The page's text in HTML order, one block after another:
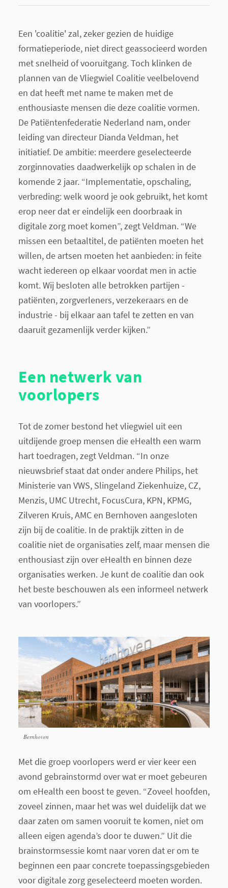
Een 'coalitie' zal, zeker gezien de huidige
formatieperiode, niet direct geassocieerd worden
met snelheid of vooruitgang. Toch klinken de
plannen van de Vliegwiel Coalitie veelbelovend
en dat heeft met name te maken met de
enthousiaste mensen die deze coalitie vormen.
De Patiëntenfederatie Nederland nam, onder
leiding van directeur Dianda Veldman, het
initiatief. De ambitie: meerdere geselecteerde
zorginnovaties daadwerkelijk op schalen in de
komende 2 jaar. “Implementatie, opschaling,
verbreding: welk woord je ook gebruikt, het komt
erop neer dat er eindelijk een doorbraak in
digitale zorg moet komen”, zegt Veldman. “We
missen een betaaltitel, de patiënten moeten het
willen, de artsen moeten het aanbieden: in feite
wacht iedereen op elkaar voordat men in actie
komt. Wij besloten alle betrokken partijen -
patiënten, zorgverleners, verzekeraars en de
industrie - bij elkaar aan tafel te zetten en van
daaruit gezamenlijk verder kijken.”
Een netwerk van
voorlopers
Tot de zomer bestond het vliegwiel uit een
uitdijende groep mensen die eHealth een warm
hart toedragen, zegt Veldman. “In onze
nieuwsbrief staat dat onder andere Philips, het
Ministerie van VWS, Slingeland Ziekenhuize, CZ,
Menzis, UMC Utrecht, FocusCura, KPN, KPMG,
Zilveren Kruis, AMC en Bernhoven aangesloten
zijn bij de coalitie. In de praktijk zitten in de
coalitie niet de organisaties zelf, maar mensen die
enthousiast zijn over eHealth en binnen deze
organisaties werken. Je kunt de coalitie dan ook
het beste beschouwen als een informeel netwerk
van voorlopers.”
Bernhoven
Met die groep voorlopers werd er vier keer een
avond gebrainstormd over wat er moet gebeuren
om eHealth een boost te geven. “Zoveel hoofden,
zoveel zinnen, maar het was wel duidelijk dat we
daar zaten om samen vooruit te komen, niet om
alleen eigen agenda’s door te duwen.” Uit die
brainstormsessie komt naar voren dat er om te
beginnen een paar concrete toepassingsgebieden
voor digitale zorg geselecteerd moeten worden.